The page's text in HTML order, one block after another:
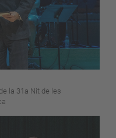
la 31a Nit de les